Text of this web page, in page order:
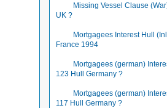
Missing Vessel Clause
UK ?
Mortgagees Interest Hull
France 1994
Mortgagees (german)
123 Hull Germany ?
Mortgagees (german)
117 Hull Germany ?